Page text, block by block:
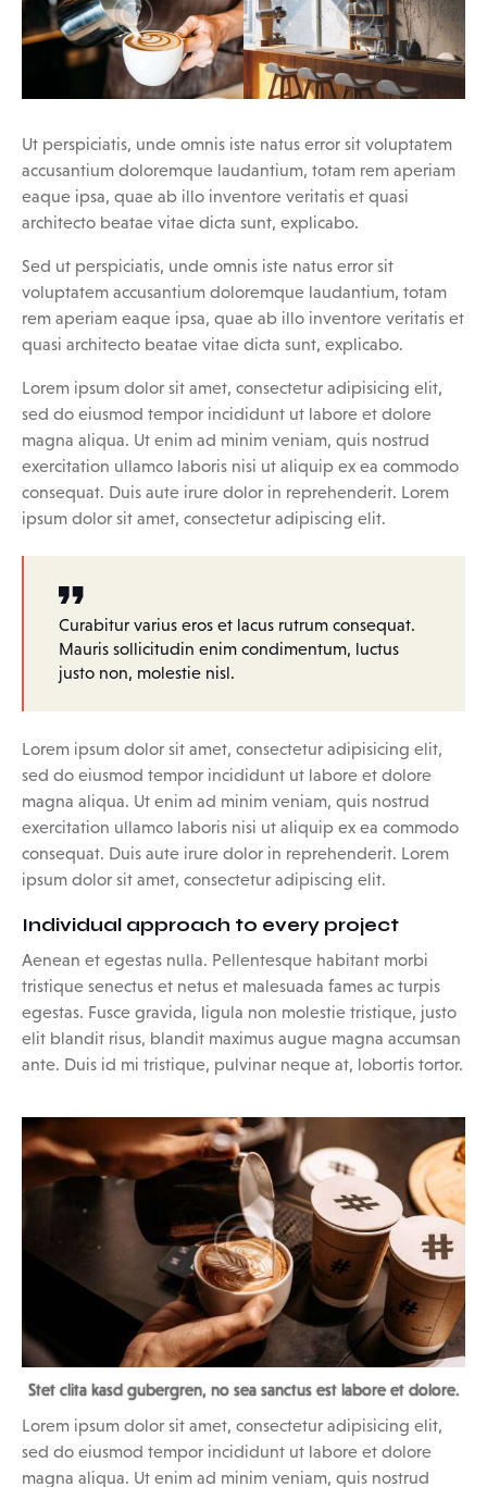
Ut perspiciatis, unde omnis iste natus error sit voluptatem
accusantium doloremque laudantium, totam rem aperiam
eaque ipsa, quae ab illo inventore veritatis et quasi
architecto beatae vitae dicta sunt, explicabo.
Sed ut perspiciatis, unde omnis iste natus error sit
voluptatem accusantium doloremque laudantium, totam
rem aperiam eaque ipsa, quae ab illo inventore veritatis et
quasi architecto beatae vitae dicta sunt, explicabo.
Lorem ipsum dolor sit amet, consectetur adipisicing elit,
sed do eiusmod tempor incididunt ut labore et dolore
magna aliqua. Ut enim ad minim veniam, quis nostrud
exercitation ullamco laboris nisi ut aliquip ex ea commodo
consequat. Duis aute irure dolor in reprehenderit. Lorem
ipsum dolor sit amet, consectetur adipiscing elit.
Curabitur varius eros et lacus rutrum consequat.
Mauris sollicitudin enim condimentum, luctus
justo non, molestie nisl.
Lorem ipsum dolor sit amet, consectetur adipisicing elit,
sed do eiusmod tempor incididunt ut labore et dolore
magna aliqua. Ut enim ad minim veniam, quis nostrud
exercitation ullamco laboris nisi ut aliquip ex ea commodo
consequat. Duis aute irure dolor in reprehenderit. Lorem
ipsum dolor sit amet, consectetur adipiscing elit.
Individual approach to every project
Aenean et egestas nulla. Pellentesque habitant morbi
tristique senectus et netus et malesuada fames ac turpis
egestas. Fusce gravida, ligula non molestie tristique, justo
elit blandit risus, blandit maximus augue magna accumsan
ante. Duis id mi tristique, pulvinar neque at, lobortis tortor.
Stet clita kasd gubergren, no sea sanctus est labore et dolore.
Lorem ipsum dolor sit amet, consectetur adipisicing elit,
sed do eiusmod tempor incididunt ut labore et dolore
magna aliqua. Ut enim ad minim veniam, quis nostrud